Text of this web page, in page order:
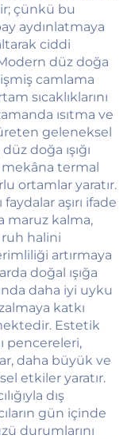
çünkü bu
aydınlatmaya
ciddi
düz doğa
camlama
sıcaklıklarını
ısıtma ve
geleneksel
doğa ışığı
mekâna termal
ortamlar yaratır.
faydalar aşırı ifade
maruz kalma,
halini
artırmaya
doğal ışığa
daha iyi uyku
katkı
Estetik
pencereleri,
daha büyük ve
etkiler yaratır.
dış
gün içinde
durumlarını